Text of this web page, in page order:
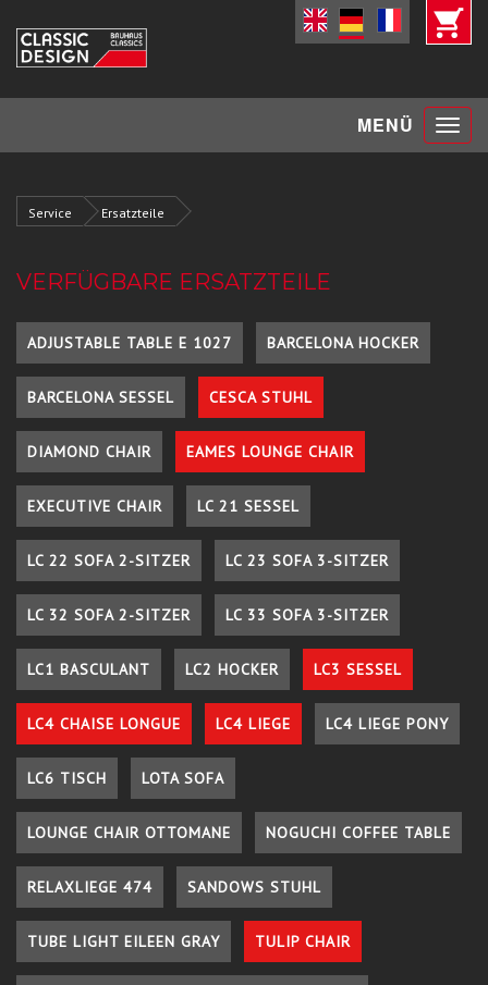
MENÜ Toggle
Service Ersatzteile
VERFÜGBARE ERSATZTEILE
ADJUSTABLE TABLE E 1027 BARCELONA HOCKER
BARCELONA SESSEL CESCA STUHL
DIAMOND CHAIR EAMES LOUNGE CHAIR
EXECUTIVE CHAIR LC 21 SESSEL
LC 22 SOFA 2-SITZER LC 23 SOFA 3-SITZER
LC 32 SOFA 2-SITZER LC 33 SOFA 3-SITZER
LC1 BASCULANT LC2 HOCKER LC3 SESSEL
LC4 CHAISE LONGUE LC4 LIEGE LC4 LIEGE PONY
LC6 TISCH LOTA SOFA
LOUNGE CHAIR OTTOMANE NOGUCHI COFFEE TABLE
RELAXLIEGE 474 SANDOWS STUHL
TUBE LIGHT EILEEN GRAY TULIP CHAIR